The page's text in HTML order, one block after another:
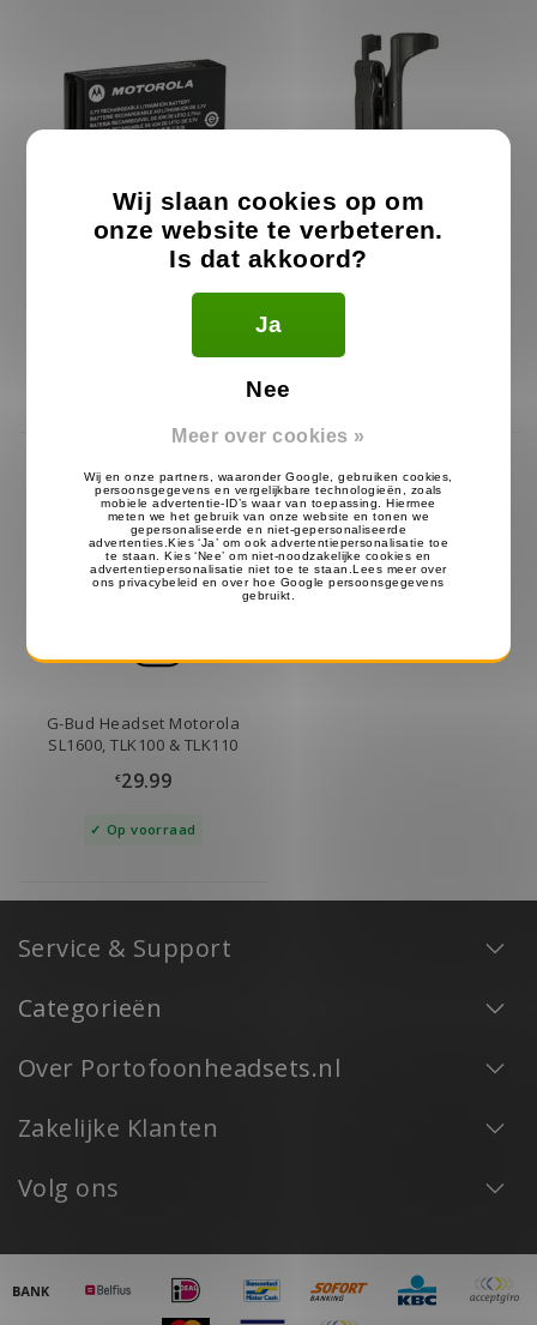
Motorola PMNN4468 Accu
2300Mah voor SL1600 /
Motorola SL1600 & SL2600
Holster PMLN7190A
G-Bud Headset Motorola
SL1600, TLK100 & TLK110
€29.99
Op voorraad
Service & Support
Categorieën
Over Portofoonheadsets.nl
Zakelijke Klanten
Volg ons
Wij slaan cookies op om
onze website te verbeteren.
Is dat akkoord?
Ja
Nee
Meer over cookies »